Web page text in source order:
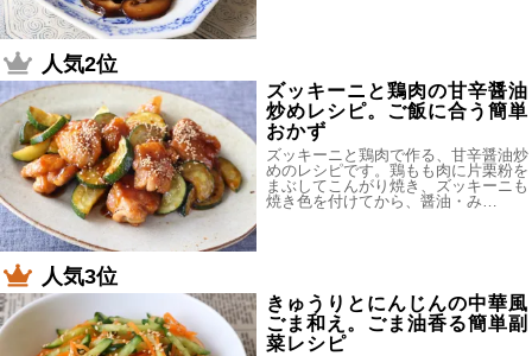
人気2位
ズッキーニと鶏肉の甘辛醤油
炒めレシピ。ご飯に合う簡単
おかず
ズッキーニと鶏肉で作る、甘辛醤油炒
めのレシピです。鶏もも肉に片栗粉を
まぶしてこんがり焼き、ズッキーニも
焼き色を付けてから、醤油・み…
人気3位
きゅうりとにんじんの中華風
ごま和え。ごま油香る簡単副
菜レシピ